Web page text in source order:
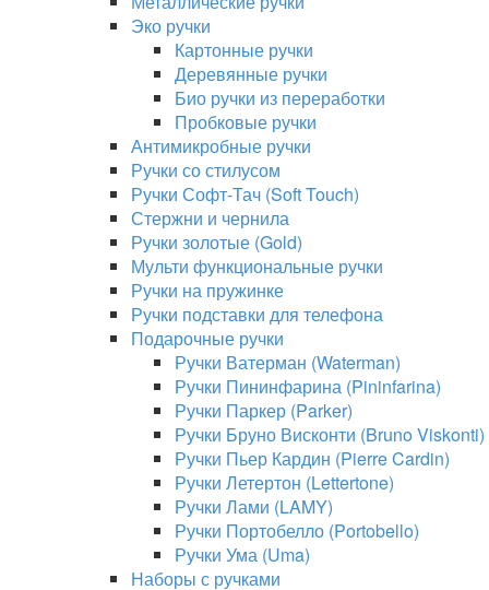
Эко ручки
Картонные ручки
Деревянные ручки
Био ручки из переработки
Пробковые ручки
Антимикробные ручки
Ручки со стилусом
Ручки Софт-Тач (Soft Touch)
Стержни и чернила
Ручки золотые (Gold)
Мульти функциональные ручки
Ручки на пружинке
Ручки подставки для телефона
Подарочные ручки
Ручки Ватерман (Waterman)
Ручки Пининфарина (Pininfarina)
Ручки Паркер (Parker)
Ручки Бруно Висконти (Bruno Viskonti)
Ручки Пьер Кардин (Pierre Cardin)
Ручки Летертон (Lettertone)
Ручки Лами (LAMY)
Ручки Портобелло (Portobello)
Ручки Ума (Uma)
Наборы с ручками